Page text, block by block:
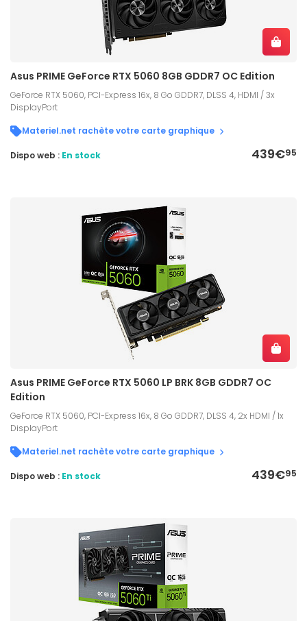
Asus PRIME GeForce RTX 5060 8GB GDDR7 OC Edition
GeForce RTX 5060, PCI-Express 16x, 8 Go GDDR7, DLSS 4, HDMI / 3x
DisplayPort
Materiel.net rachète votre carte graphique
439€95
Dispo web : En stock
Asus PRIME GeForce RTX 5060 LP BRK 8GB GDDR7 OC
Edition
GeForce RTX 5060, PCI-Express 16x, 8 Go GDDR7, DLSS 4, 2x HDMI / 1x
DisplayPort
Materiel.net rachète votre carte graphique
439€95
Dispo web : En stock